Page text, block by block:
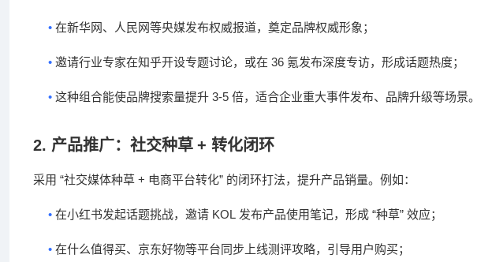
• 在新华网、人民网等央媒发布权威报道，奠定品牌权威形象；
• 邀请行业专家在知乎开设专题讨论，或在 36 氪发布深度专访，形成话题热度；
• 这种组合能使品牌搜索量提升 3-5 倍，适合企业重大事件发布、品牌升级等场景。
2. 产品推广：社交种草 + 转化闭环
采用 “社交媒体种草 + 电商平台转化” 的闭环打法，提升产品销量。例如：
• 在小红书发起话题挑战，邀请 KOL 发布产品使用笔记，形成 “种草” 效应；
• 在什么值得买、京东好物等平台同步上线测评攻略，引导用户购买；